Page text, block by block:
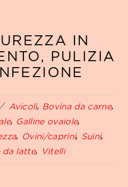
IN
PULIZIA
Avicoli
Bovina da carne
Galline ovaiole
Ovini/caprini
Suini
da latte
Vitelli